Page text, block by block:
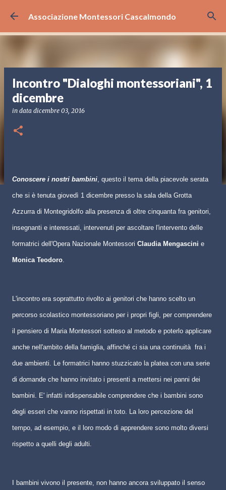
Passa ai contenuti principali
Associazione Montessori Cascalmondo
Incontro "Dialoghi montessoriani", 1
dicembre
in data dicembre 03, 2016
Conoscere i nostri bambini, questo il tema della piacevole serata
che si è tenuta giovedì 1 dicembre presso la sala della Grotta
Azzurra di Montegridolfo alla presenza di oltre cinquanta fra genitori,
insegnanti e interessati, intervenuti per ascoltare l'intervento delle
formatrici dell'Opera Nazionale Montessori Claudia Mengascini e
Monica Teodoro.
L'incontro era soprattutto rivolto ai genitori che hanno scelto un
percorso scolastico montessoriano per i propri figli, per comprendere
il pensiero di Maria Montessori sotteso al metodo e poterlo applicare
anche nell'ambito della famiglia, affinché ci sia una continuità fra i
due ambienti. Le formatrici hanno stuzzicato la platea con una serie
di domande che hanno invitato i presenti a mettersi nei panni dei
bambini. E' infatti indispensabile comprendere che i bambini sono
degli esseri che vanno rispettati in toto. La loro percezione del
tempo, ad esempio, e il loro modo di apprendere sono molto diversi
rispetto a quelli degli adulti.
I bambini vivono il presente, non hanno ancora sviluppato il senso